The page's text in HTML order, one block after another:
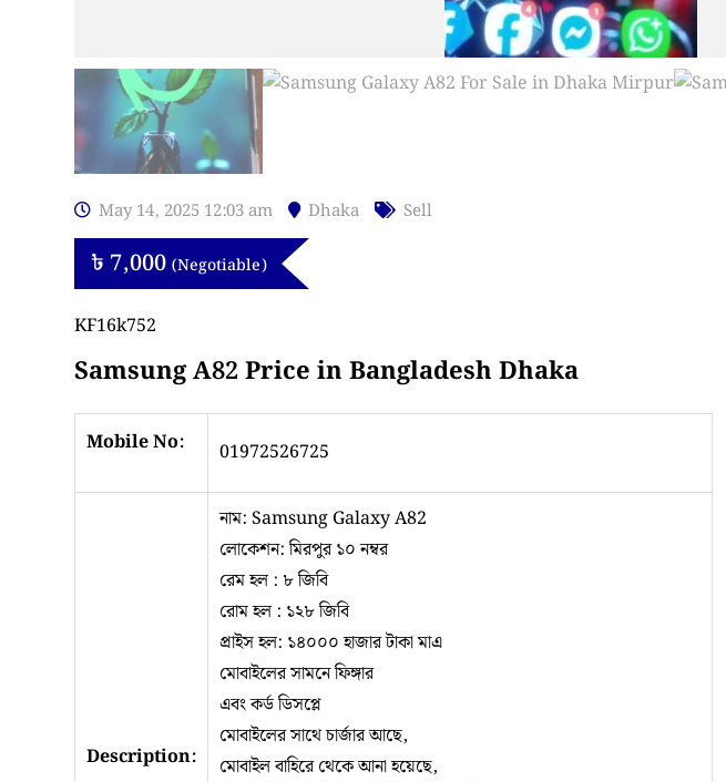
May 14, 2025 12:03 am Dhaka Sell
৳ 7,000 (Negotiable)
KF16k752
Samsung A82 Price in Bangladesh Dhaka
Mobile No: 01972526725
Description:
নাম: Samsung Galaxy A82
লোকেশন: মিরপুর ১০ নম্বর
রেম হল : ৮ জিবি
রোম হল : ১২৮ জিবি
প্রাইস হল: ১৪০০০ হাজার টাকা মাএ
মোবাইলের সামনে ফিঙ্গার
এবং কর্ড ডিসপ্লে
মোবাইলের সাথে চার্জার আছে,
মোবাইল বাহিরে থেকে আনা হয়েছে,